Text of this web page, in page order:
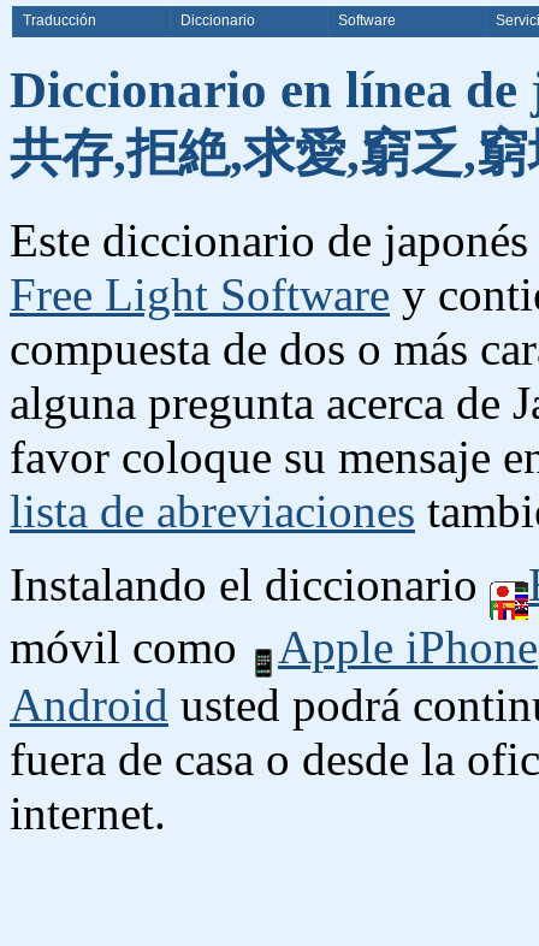
Traducción Diccionario Software
Diccionario en línea
共存,拒絶,求愛,窮乏,
Este diccionario de
Free Light Software y
compuesta de dos o más
alguna pregunta acerca de
favor coloque su mensaje
lista de abreviaciones
Instalando el diccionario
móvil como
Apple iPhone
Android usted podrá
fuera de casa o desde la
internet.